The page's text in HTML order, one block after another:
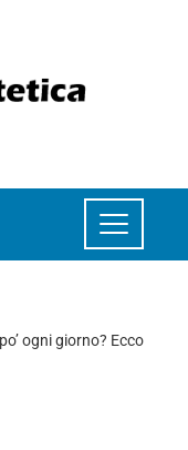
ogni giorno? Ecco